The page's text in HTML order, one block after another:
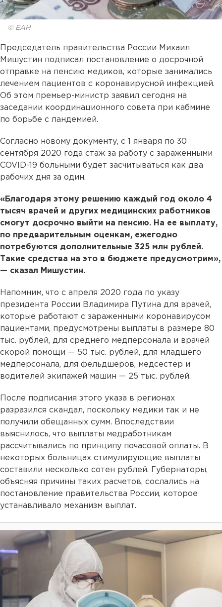
© ЕАН
Председатель правительства России Михаил
Мишустин подписал постановление о досрочной
отправке на пенсию медиков, которые занимались
лечением пациентов с коронавирусной инфекцией.
Об этом премьер-министр заявил сегодня на
заседании координационного совета при кабмине
по борьбе с пандемией.
Согласно новому документу, с 1 января по 30
сентября 2020 года стаж за работу с зараженными
COVID-19 больными будет засчитываться как два
рабочих дня за один.
«Благодаря этому решению каждый год около 4
тысяч врачей и других медицинских работников
смогут досрочно выйти на пенсию. На ее выплату,
по предварительным оценкам, ежегодно
потребуются дополнительные 325 млн рублей.
Такие средства на это в бюджете предусмотрим»,
— сказал Мишустин.
Напомним, что с апреля 2020 года по указу
президента России Владимира Путина для врачей,
которые работают с зараженными коронавирусом
пациентами, предусмотрены выплаты в размере 80
тыс. рублей, для среднего медперсонала и врачей
скорой помощи — 50 тыс. рублей, для младшего
медперсонала, для фельдшеров, медсестер и
водителей экипажей машин — 25 тыс. рублей.
После подписания этого указа в регионах
разразился скандал, поскольку медики так и не
получили обещанных сумм. Впоследствии
выяснилось, что выплаты медработникам
рассчитывались по принципу почасовой оплаты. В
некоторых больницах стимулирующие выплаты
составили несколько сотен рублей. Губернаторы,
объясняя причины таких расчетов, сослались на
постановление правительства России, которое
устанавливало механизм выплат.